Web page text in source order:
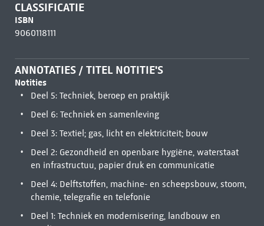
CLASSIFICATIE
ISBN
9060118111
ANNOTATIES / TITEL NOTITIE'S
Notities
Deel 5: Techniek, beroep en praktijk
Deel 6: Techniek en samenleving
Deel 3: Textiel; gas, licht en elektriciteit; bouw
Deel 2: Gezondheid en openbare hygiëne, waterstaat
en infrastructuu, papier druk en communicatie
Deel 4: Delftstoffen, machine- en scheepsbouw, stoom,
chemie, telegrafie en telefonie
Deel 1: Techniek en modernisering, landbouw en